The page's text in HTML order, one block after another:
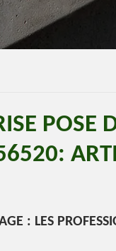
POSE
: LES